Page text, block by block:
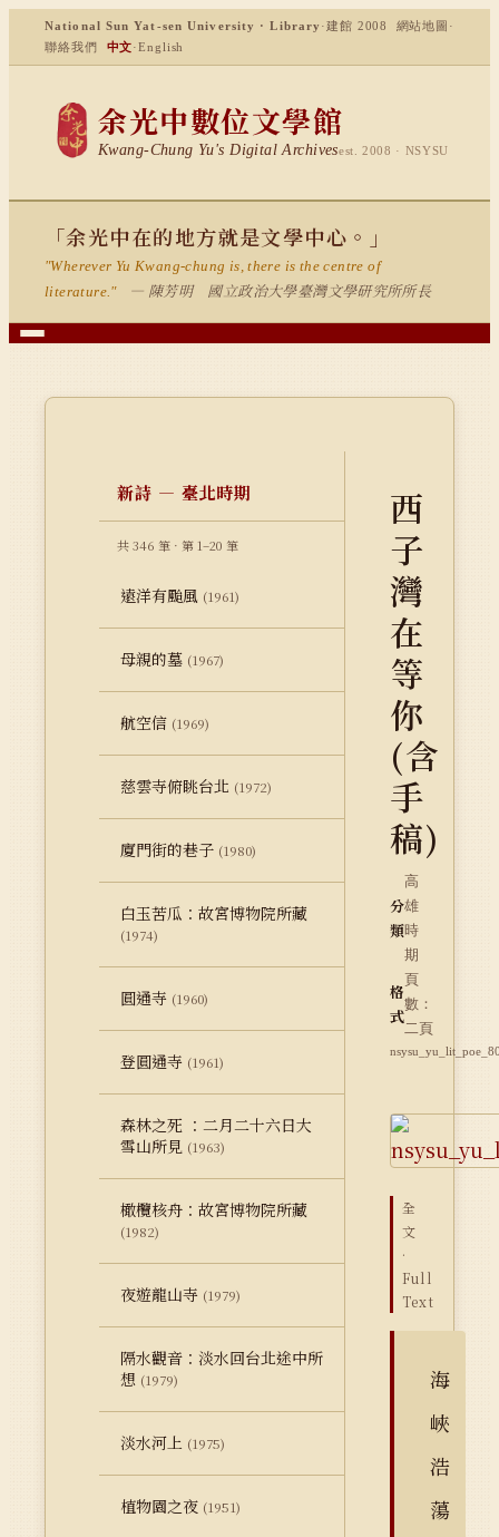
National Sun Yat-sen University · Library ·建館 2008 網站地圖 ·
聯絡我們
中文·English
余光中數位文學館
Kwang-Chung Yu's Digital Archivesest. 2008 · NSYSU
「余光中在的地方就是文學中心。」
"Wherever Yu Kwang-chung is, there is the centre of
literature."
— 陳芳明 國立政治大學臺灣文學研究所所長
新詩 — 臺北時期
共 346 筆 · 第 1–20 筆
遠洋有颱風 (1961)
母親的墓 (1967)
航空信 (1969)
慈雲寺俯眺台北 (1972)
廈門街的巷子 (1980)
白玉苦瓜：故宮博物院所藏
(1974)
圓通寺 (1960)
登圓通寺 (1961)
森林之死 ：二月二十六日大
雪山所見 (1963)
橄欖核舟：故宮博物院所藏
(1982)
夜遊龍山寺 (1979)
隔水觀音：淡水回台北途中所
想 (1979)
淡水河上 (1975)
植物園之夜 (1951)
西
子
灣
在
等
你
(含
手
稿)
分
類
高
雄
時
期
格
式
頁
數：
二頁
全
文
·
Full
Text
海
峽
浩
蕩